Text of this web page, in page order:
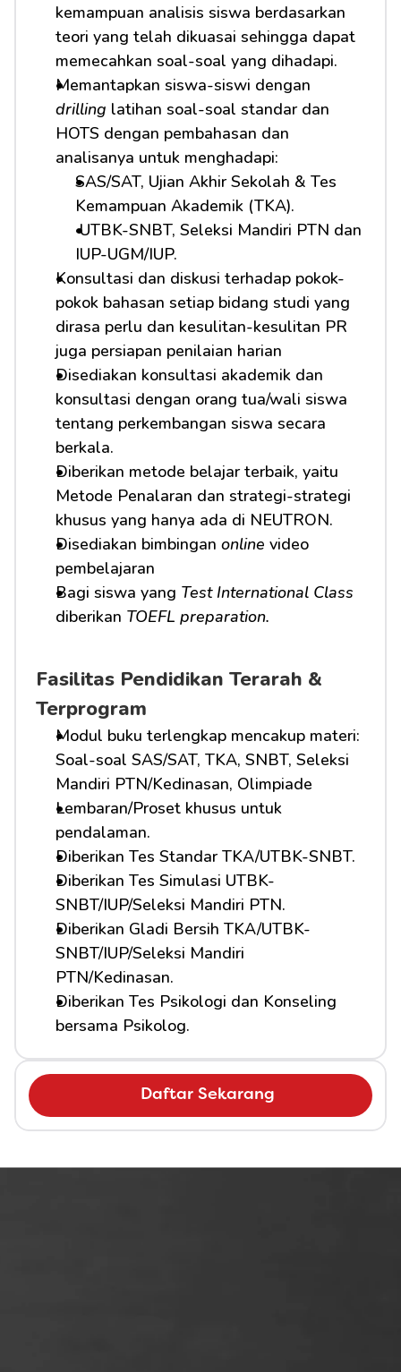
Daftar Sekarang
kemampuan analisis siswa berdasarkan
teori yang telah dikuasai sehingga dapat
memecahkan soal-soal yang dihadapi.
drilling latihan soal-soal standar dan
HOTS dengan pembahasan dan
analisanya untuk menghadapi:
SAS/SAT, Ujian Akhir Sekolah & Tes
Kemampuan Akademik (TKA).
UTBK-SNBT, Seleksi Mandiri PTN dan
IUP-UGM/IUP.
Konsultasi dan diskusi terhadap pokok-
pokok bahasan setiap bidang studi yang
dirasa perlu dan kesulitan-kesulitan PR
juga persiapan penilaian harian
Disediakan konsultasi akademik dan
konsultasi dengan orang tua/wali siswa
tentang perkembangan siswa secara
berkala.
Diberikan metode belajar terbaik, yaitu
Metode Penalaran dan strategi-strategi
khusus yang hanya ada di NEUTRON.
Disediakan bimbingan online video
pembelajaran
Bagi siswa yang Test International Class
diberikan TOEFL preparation.
Fasilitas Pendidikan Terarah &
Terprogram
Modul buku terlengkap mencakup materi:
Soal-soal SAS/SAT, TKA, SNBT, Seleksi
Mandiri PTN/Kedinasan, Olimpiade
Lembaran/Proset khusus untuk
pendalaman.
Diberikan Tes Standar TKA/UTBK-SNBT.
Diberikan Tes Simulasi UTBK-
SNBT/IUP/Seleksi Mandiri PTN.
Diberikan Gladi Bersih TKA/UTBK-
SNBT/IUP/Seleksi Mandiri
PTN/Kedinasan.
Diberikan Tes Psikologi dan Konseling
bersama Psikolog.